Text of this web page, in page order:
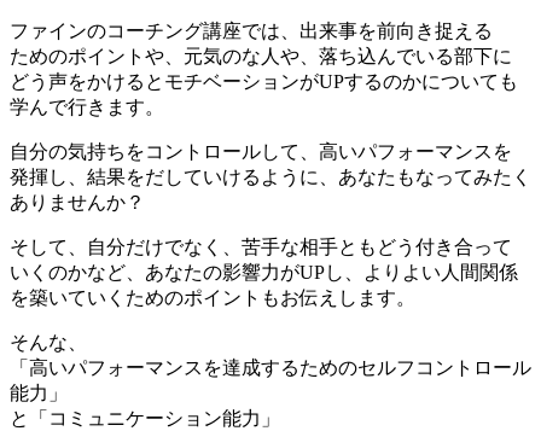
ファインのコーチング講座では、出来事を前向き捉える
ためのポイントや、元気のな人や、落ち込んでいる部下に
どう声をかけるとモチベーションがUPするのかについても
学んで行きます。
自分の気持ちをコントロールして、高いパフォーマンスを
発揮し、結果をだしていけるように、あなたもなってみたく
ありませんか？
そして、自分だけでなく、苦手な相手ともどう付き合って
いくのかなど、あなたの影響力がUPし、よりよい人間関係
を築いていくためのポイントもお伝えします。
そんな、
「高いパフォーマンスを達成するためのセルフコントロール
能力」
と「コミュニケーション能力」